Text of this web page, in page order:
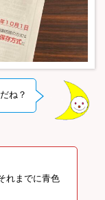
ね？
れまでに青色